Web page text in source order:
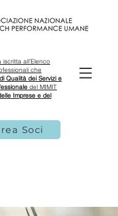
iscritta all'Elenco
che
Qualità dei Servizi e
del MIMIT
Imprese e del
Soci